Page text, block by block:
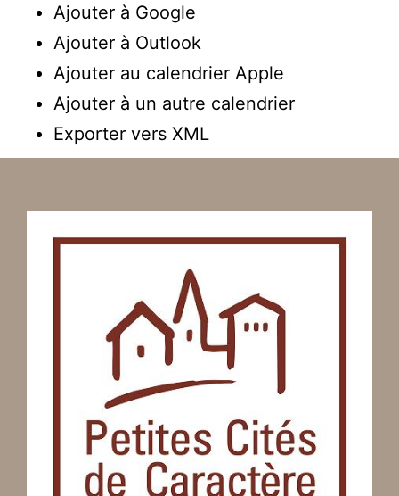
Ajouter à Google
Ajouter à Outlook
Ajouter au calendrier Apple
Ajouter à un autre calendrier
Exporter vers XML